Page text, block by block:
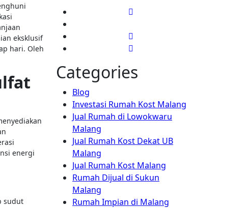
eksklusif
hari. Oleh
energi
sudut
Categories
Blog
Investasi Rumah Kost Malang
Jual Rumah di Lowokwaru
Malang
Jual Rumah Kost Dekat UB
Malang
Jual Rumah Kost Malang
Rumah Dijual di Sukun
Malang
Rumah Impian di Malang